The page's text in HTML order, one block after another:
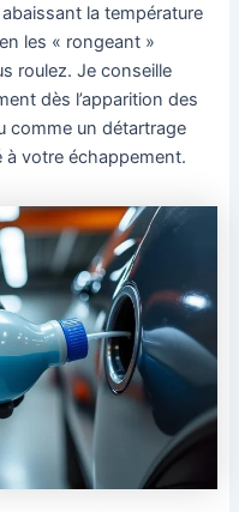
la température
les « rongeant »
roulez. Je conseille
dès l’apparition des
comme un détartrage
à votre échappement.